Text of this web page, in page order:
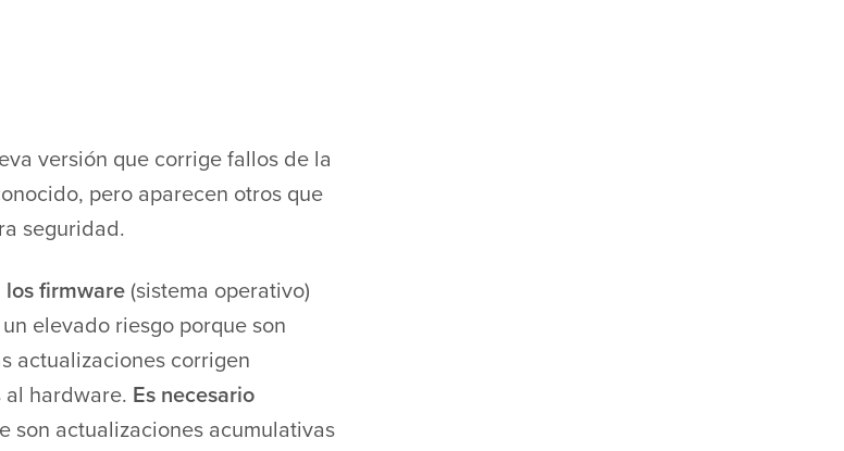
versión que corrige fallos de la
pero aparecen otros que
seguridad.
los firmware (sistema operativo)
elevado riesgo porque son
actualizaciones corrigen
hardware. Es necesario
son actualizaciones acumulativas